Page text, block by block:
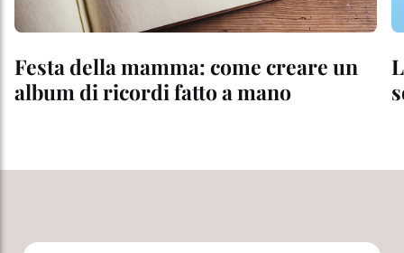
Festa della mamma: come creare un
album di ricordi fatto a mano